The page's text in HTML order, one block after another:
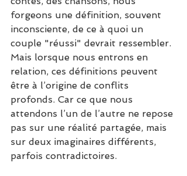
forgeons une définition, souvent
inconsciente, de ce à quoi un
couple "réussi" devrait ressembler.
Mais lorsque nous entrons en
relation, ces définitions peuvent
être à l’origine de conflits
profonds. Car ce que nous
attendons l’un de l’autre ne repose
pas sur une réalité partagée, mais
sur deux imaginaires différents,
parfois contradictoires.